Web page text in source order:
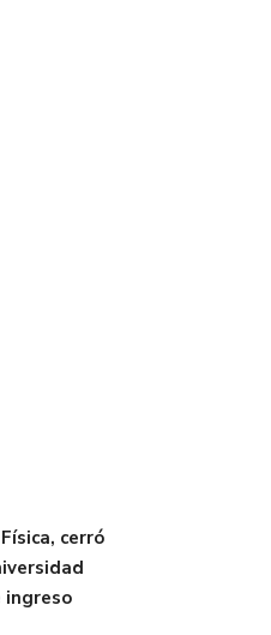
cerró
ingreso